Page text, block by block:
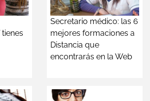
Secretario médico: las 6
mejores formaciones a
Distancia que
encontrarás en la Web